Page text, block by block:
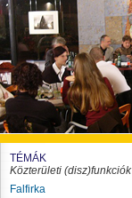
TÉMÁK
Közterületi (disz)funkciók
Falfirka